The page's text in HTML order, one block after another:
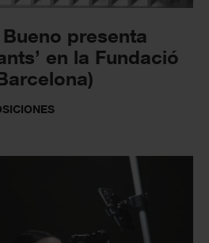
presenta
en la Fundació